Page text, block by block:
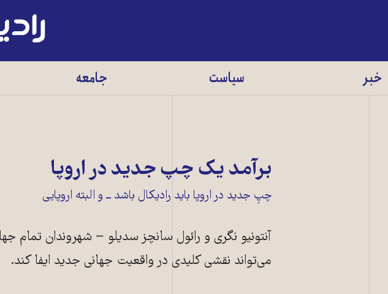
رادیو
زمانه
خبر سیاست جامعه
برآمد یک چپ جدید در اروپا
چپِ جدید در اروپا باید رادیکال باشد ــ و البته اروپایی
آنتونیو نگری و رائول سانچز سدیلو − شهروندان تمام
می‌تواند نقشی کلیدی در واقعیت جهانی جدید ایفا کند.